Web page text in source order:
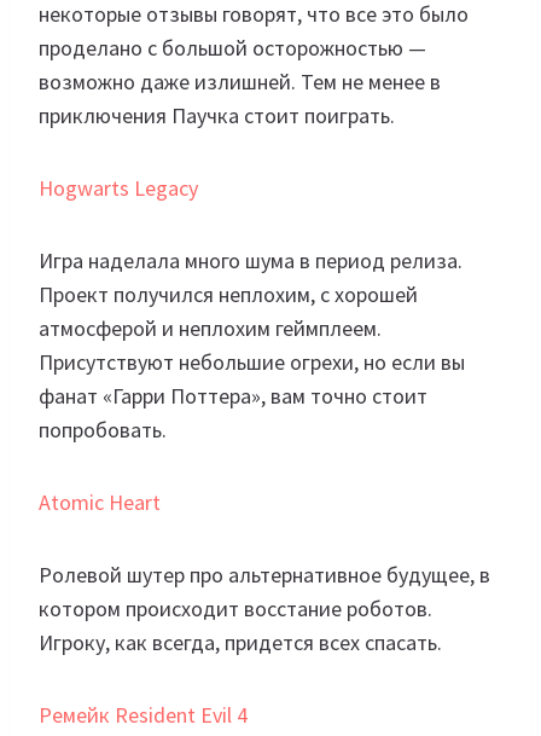
некоторые отзывы говорят, что все это было
проделано с большой осторожностью —
возможно даже излишней. Тем не менее в
приключения Паучка стоит поиграть.
Hogwarts Legacy
Игра наделала много шума в период релиза.
Проект получился неплохим, с хорошей
атмосферой и неплохим геймплеем.
Присутствуют небольшие огрехи, но если вы
фанат «Гарри Поттера», вам точно стоит
попробовать.
Atomic Heart
Ролевой шутер про альтернативное будущее, в
котором происходит восстание роботов.
Игроку, как всегда, придется всех спасать.
Ремейк Resident Evil 4